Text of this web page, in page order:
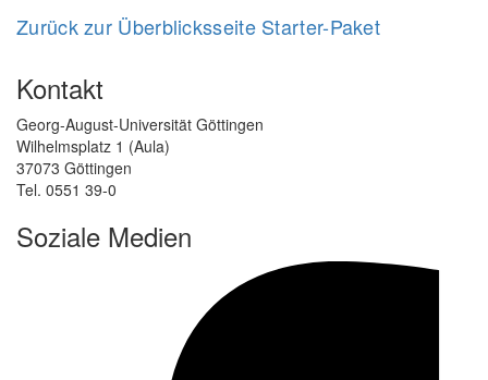
Zurück zur Überblicksseite Starter-Paket
Kontakt
Georg-August-Universität Göttingen
Wilhelmsplatz 1 (Aula)
37073 Göttingen
Tel. 0551 39-0
Soziale Medien